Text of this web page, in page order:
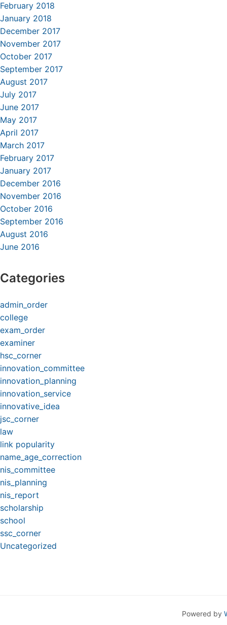
February 2018
January 2018
December 2017
November 2017
October 2017
September 2017
August 2017
July 2017
June 2017
May 2017
April 2017
March 2017
February 2017
January 2017
December 2016
November 2016
October 2016
September 2016
August 2016
June 2016
Categories
admin_order
college
exam_order
examiner
hsc_corner
innovation_committee
innovation_planning
innovation_service
innovative_idea
jsc_corner
law
link popularity
name_age_correction
nis_committee
nis_planning
nis_report
scholarship
school
ssc_corner
Uncategorized
Powered by